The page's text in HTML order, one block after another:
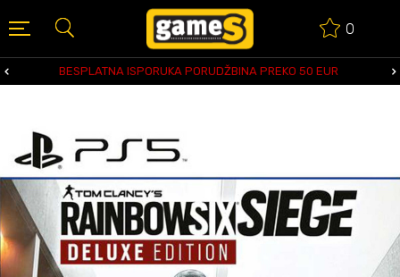
0
BESPLATNA ISPORUKA PORUDŽBINA PREKO 50 EUR